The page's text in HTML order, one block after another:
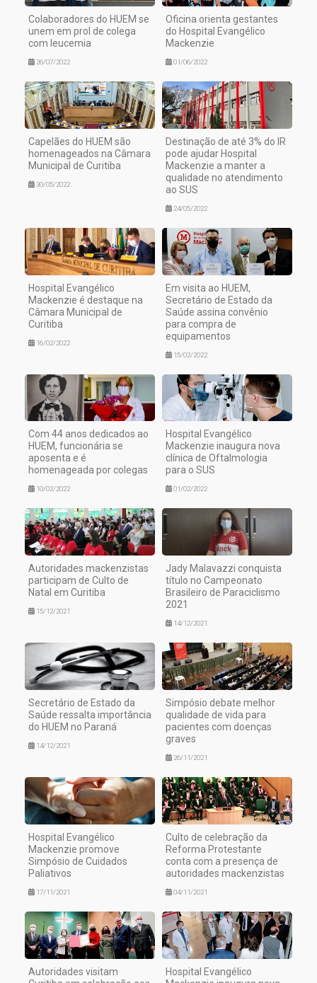
Colaboradores do HUEM se
unem em prol de colega
com leucemia
26/07/2022
Oficina orienta gestantes
do Hospital Evangélico
Mackenzie
01/06/2022
Capelães do HUEM são
homenageados na Câmara
Municipal de Curitiba
30/05/2022
Destinação de até 3% do IR
pode ajudar Hospital
Mackenzie a manter a
qualidade no atendimento
ao SUS
24/05/2022
Hospital Evangélico
Mackenzie é destaque na
Câmara Municipal de
Curitiba
16/02/2022
Em visita ao HUEM,
Secretário de Estado da
Saúde assina convênio
para compra de
equipamentos
15/02/2022
Com 44 anos dedicados ao
HUEM, funcionária se
aposenta e é
homenageada por colegas
10/02/2022
Hospital Evangélico
Mackenzie inaugura nova
clínica de Oftalmologia
para o SUS
01/02/2022
Autoridades mackenzistas
participam de Culto de
Natal em Curitiba
15/12/2021
Jady Malavazzi conquista
título no Campeonato
Brasileiro de Paraciclismo
2021
14/12/2021
Secretário de Estado da
Saúde ressalta importância
do HUEM no Paraná
14/12/2021
Simpósio debate melhor
qualidade de vida para
pacientes com doenças
graves
26/11/2021
Hospital Evangélico
Mackenzie promove
Simpósio de Cuidados
Paliativos
17/11/2021
Culto de celebração da
Reforma Protestante
conta com a presença de
autoridades mackenzistas
04/11/2021
Autoridades visitam
Hospital Evangélico